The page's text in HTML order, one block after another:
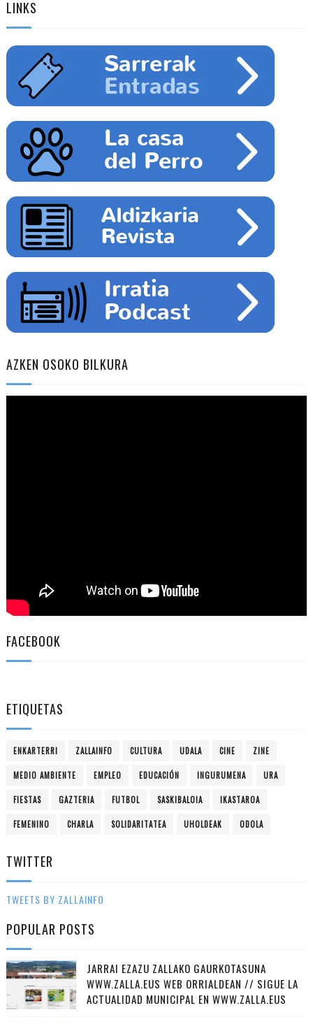
LINKS
AZKEN OSOKO BILKURA
FACEBOOK
ETIQUETAS
ENKARTERRI ZALLAINFO CULTURA UDALA CINE ZINE
MEDIO AMBIENTE EMPLEO EDUCACIÓN INGURUMENA URA
FIESTAS GAZTERIA FUTBOL SASKIBALOIA IKASTAROA
FEMENINO CHARLA SOLIDARITATEA UHOLDEAK ODOLA
TWITTER
TWEETS BY ZALLAINFO
POPULAR POSTS
JARRAI EZAZU ZALLAKO GAURKOTASUNA
WWW.ZALLA.EUS WEB ORRIALDEAN // SIGUE LA
ACTUALIDAD MUNICIPAL EN WWW.ZALLA.EUS